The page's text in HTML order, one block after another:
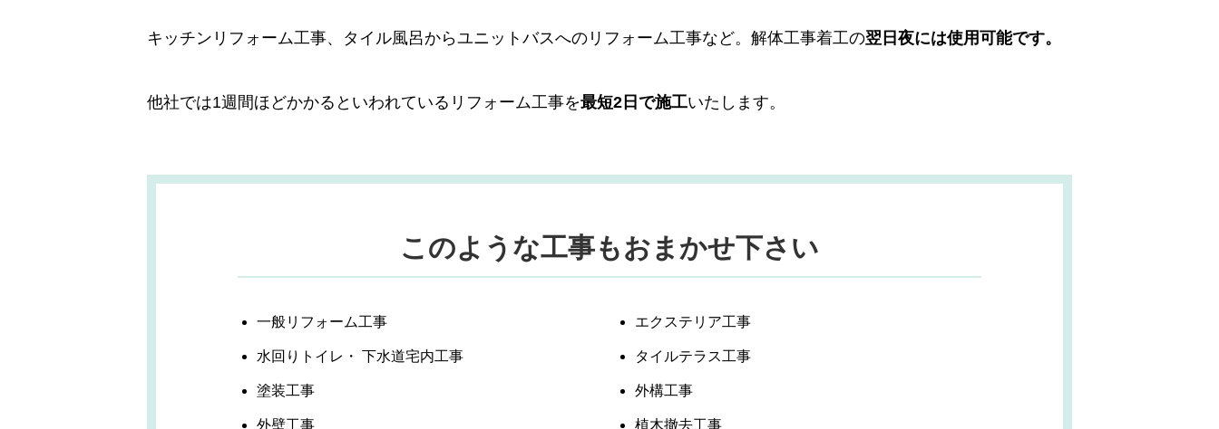
キッチンリフォーム工事、タイル風呂からユニットバスへのリフォーム工事など。 解体工事着工の翌日夜には使用可能です。
他社では1週間ほどかかるといわれているリフォーム工事を最短2日で施工いたします。
このような工事もおまかせ下さい
一般リフォーム工事
水回りトイレ・ 下水道宅内工事
塗装工事
外壁工事
エクステリア工事
タイルテラス工事
外構工事
植木撤去工事